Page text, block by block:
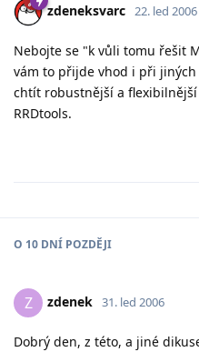
zdeneksvarc 22. led 2006
Nebojte se "k vůli tomu řešit
vám to přijde vhod i při
chtít robustnější a
RRDtools.
O 10 DNÍ POZDĚJI
Z zdenek 31. led 2006
Dobrý den, z této, a jiné